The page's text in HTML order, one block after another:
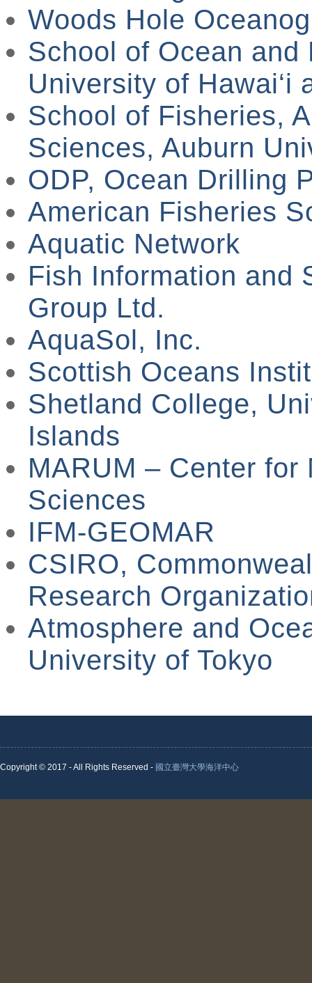
Woods Hole
School of Ocean and
University of Hawai‘i
School of Fisheries,
Sciences, Auburn
ODP, Ocean Drilling
American Fisheries
Aquatic Network
Fish Information and
Group Ltd.
AquaSol, Inc.
Scottish Oceans
Shetland College,
Islands
MARUM – Center
Sciences
IFM-GEOMAR
CSIRO,
Research
Atmosphere and
University of Tokyo
Copyright © 2017 - All Rights Reserved - 國立臺灣大學海洋中心